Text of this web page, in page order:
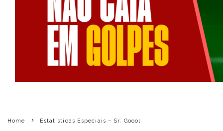
Home Estatísticas Especiais – Sr. Goool